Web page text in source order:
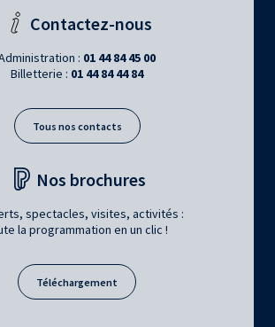
Contactez-nous
: 01 44 84 45 00
Billetterie : 01 44 84 44 84
Tous nos contacts
Nos brochures
spectacles, visites, activités :
la programmation en un clic !
Téléchargement